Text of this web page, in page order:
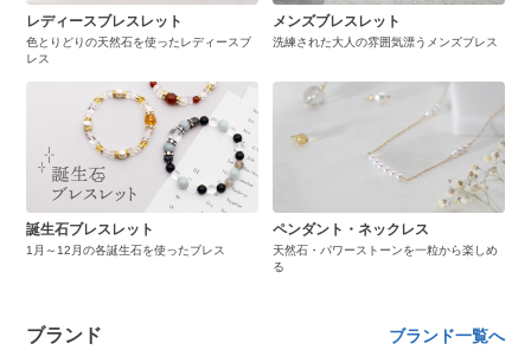
レディースブレスレット
色とりどりの天然石を使ったレディースブ
レス
メンズブレスレット
洗練された大人の雰囲気漂うメンズブレス
誕生石ブレスレット
1月～12月の各誕生石を使ったブレス
ペンダント・ネックレス
天然石・パワーストーンを一粒から楽しめ
る
ブランド ブランド一覧へ